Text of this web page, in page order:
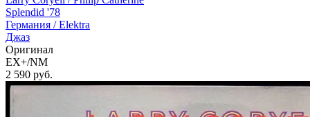
Splendid '78
Германия /Elektra
Джаз
Оригинал
EX+/NM
2 590 руб.